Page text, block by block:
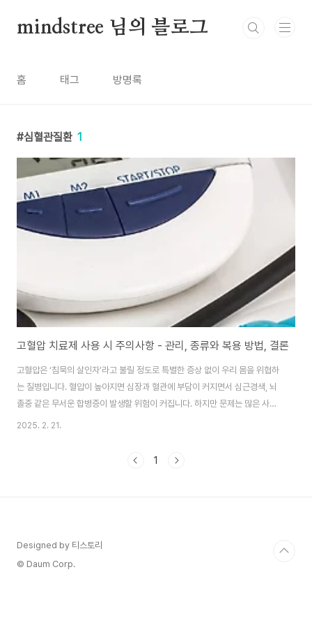
mindstree 님의 블로그
홈 태그 방명록
심혈관질환 1
고혈압 치료제 사용 시 주의사항 - 관리, 종류와 복용 방법, 결론
고혈압은 ‘침묵의 살인자’라고 불릴 정도로 특별한 증상 없이 우리 몸을 위협하
는 질병입니다. 혈압이 높아지면 심장과 혈관에 부담이 커지면서 심근경색, 뇌
졸중 같은 무서운 합병증이 발생할 위험이 커집니다. 하지만 문제는 많은 사람
들이 "혈압이 높아도 당장 아픈 게 아니니까 괜찮겠지?"라고 가볍게 생각하는
서 고혈압을 진단받고 혈압약을 처방받았습니다. 하지만 약을 꾸준히 복용하면
2025. 2. 21.
1
Designed by 티스토리
© Daum Corp.